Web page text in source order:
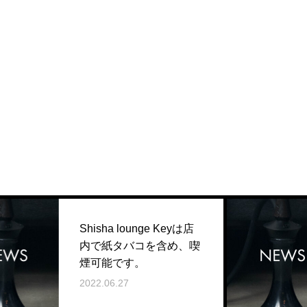
Shisha lounge Keyは店
内で紙タバコを含め、喫
煙可能です。
2022.06.27